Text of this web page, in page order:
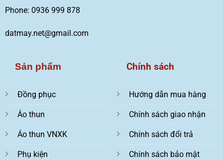
Phone: 0936 999 878
datmay.net@gmail.com
Sản phẩm
Đồng phục
Áo thun
Áo thun VNXK
Phụ kiện
Chính sách
Hướng dẫn mua hàng
Chính sách giao nhận
Chính sách đổi trả
Chính sách bảo mật